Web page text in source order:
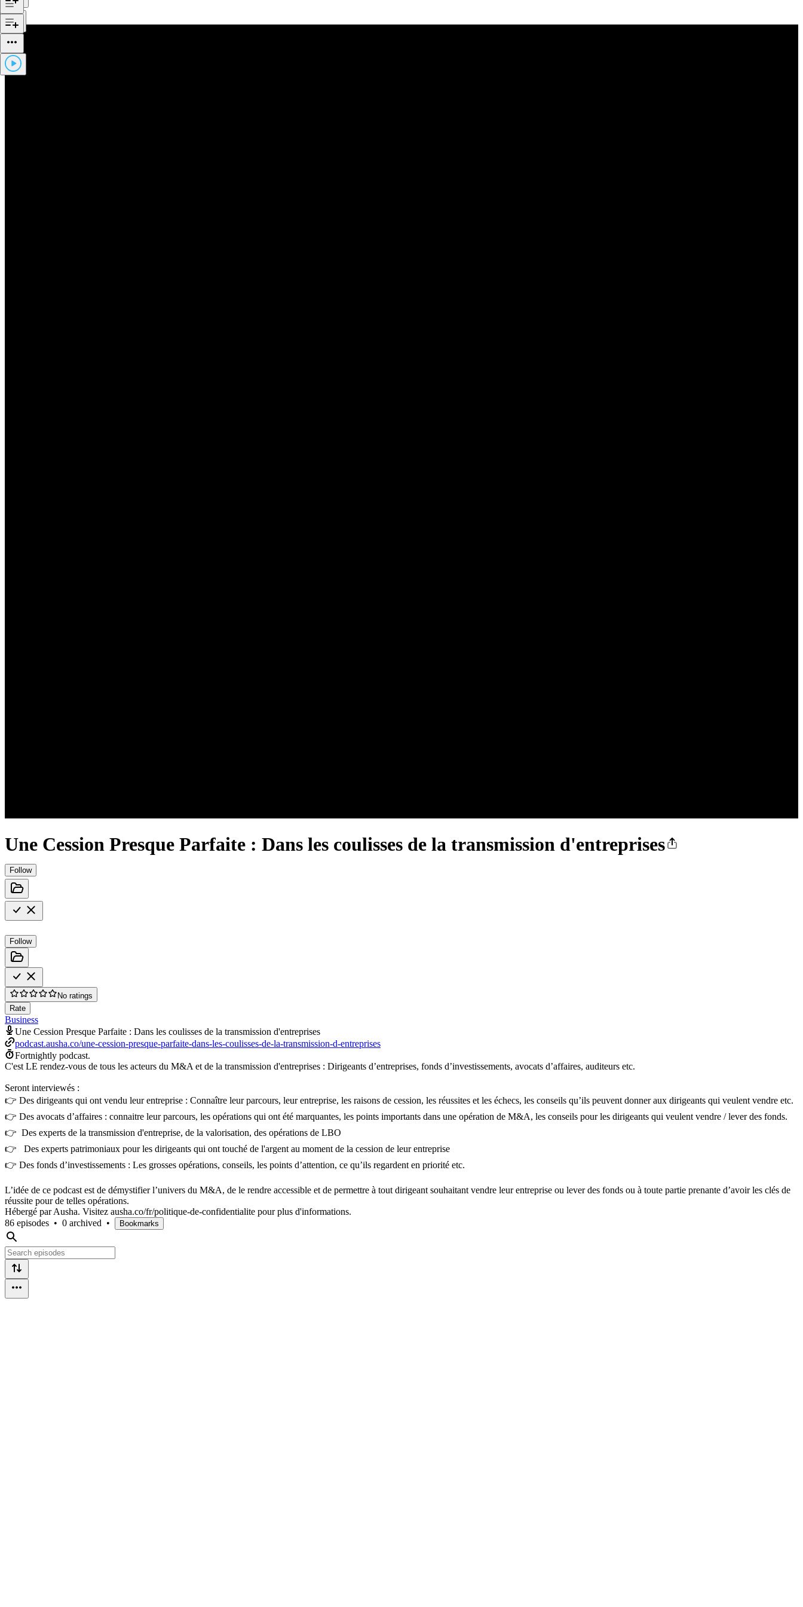
Une Cession Presque Parfaite : Dans les coulisses de la transmission d'entreprises
Follow
Follow
No ratings
Rate
Business
Une Cession Presque Parfaite : Dans les coulisses de la transmission d'entreprises
podcast.ausha.co/une-cession-presque-parfaite-dans-les-coulisses-de-la-transmission-d-entreprises
Fortnightly podcast.
C'est LE rendez-vous de tous les acteurs du M&A et de la transmission d'entreprises : Dirigeants d’entreprises, fonds d’investissements, avocats d’affaires, auditeurs etc.
Seront interviewés :
👉 Des dirigeants qui ont vendu leur entreprise : Connaître leur parcours, leur entreprise, les raisons de cession, les réussites et les échecs, les conseils qu’ils peuvent donner aux dirigeants qui veulent vendre etc.
👉 Des avocats d’affaires : connaitre leur parcours, les opérations qui ont été marquantes, les points importants dans une opération de M&A, les conseils pour les dirigeants qui veulent vendre / lever des fonds.
👉 Des experts de la transmission d'entreprise, de la valorisation, des opérations de LBO
👉 Des experts patrimoniaux pour les dirigeants qui ont touché de l'argent au moment de la cession de leur entreprise
👉 Des fonds d’investissements : Les grosses opérations, conseils, les points d’attention, ce qu’ils regardent en priorité etc.
L’idée de ce podcast est de démystifier l’univers du M&A, de le rendre accessible et de permettre à tout dirigeant souhaitant vendre leur entreprise ou lever des fonds ou à toute partie prenante d’avoir les clés de
réussite pour de telles opérations.
Hébergé par Ausha. Visitez ausha.co/fr/politique-de-confidentialite pour plus d'informations.
86 episodes • 0 archived • Bookmarks